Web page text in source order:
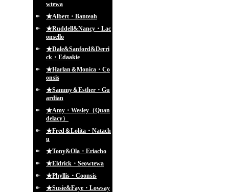
wtewa
★Albert・Banteah
★Ruddell&Nancy・Lac
onsello
★Dale&Sanford&Derri
ck・Edaakie
★Harlan＆Monica・Co
onsis
★Sammy＆Esther・Gu
ardian
★Amy・Wesley（Quan
delacy）
★Fred＆Lolita・Natach
u
★Tony&Ola・Eriacho
★Eldrick・Seowtewa
★Phyllis・Coonsis
★Susie&Faye・Lowsay